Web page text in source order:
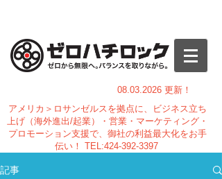
08.03.2026 更新！
アメリカ＞ロサンゼルスを拠点に、ビジネス立ち
上げ（海外進出/起業）・営業・マーケティング・
プロモーション支援で、御社の利益最大化をお手
伝い！ TEL:424-392-3397
記事